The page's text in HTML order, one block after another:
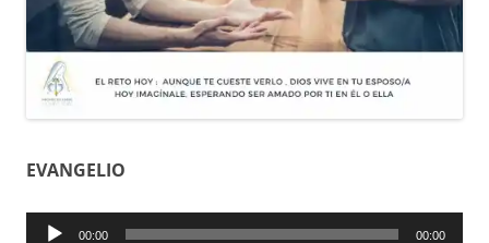
EVANGELIO
Reproductor
00:00 00:00